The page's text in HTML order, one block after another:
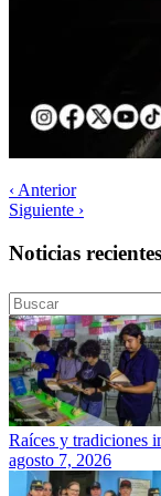
‹ Anterior
Siguiente ›
Noticias recientes
Raíces y tradiciones
agosto 7, 2026